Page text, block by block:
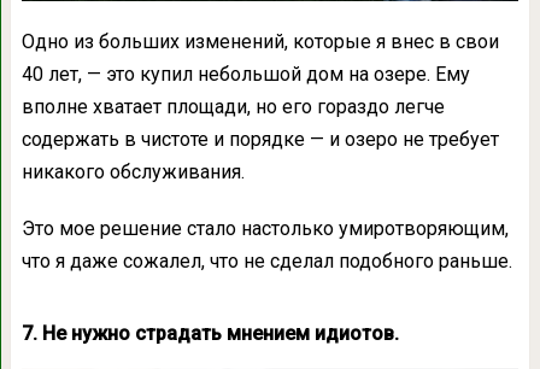
Одно из больших изменений, которые я внес в свои
40 лет, — это купил небольшой дом на озере. Ему
вполне хватает площади, но его гораздо легче
содержать в чистоте и порядке — и озеро не требует
никакого обслуживания.
Это мое решение стало настолько умиротворяющим,
что я даже сожалел, что не сделал подобного раньше.
7. Не нужно страдать мнением идиотов.